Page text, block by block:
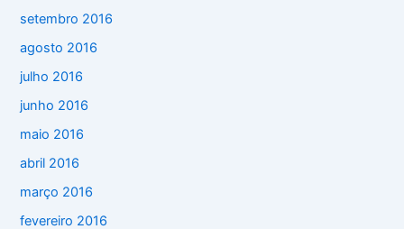
setembro 2016
agosto 2016
julho 2016
junho 2016
maio 2016
abril 2016
março 2016
fevereiro 2016